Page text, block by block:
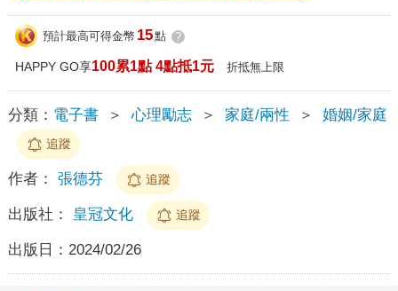
預計最高可得金幣 15點 ?
HAPPY GO享100累1點 4點抵1元 折抵無上限
分類： 電子書 ＞ 心理勵志 ＞ 家庭/兩性 ＞ 婚姻/家庭
追蹤
作者： 張德芬 追蹤
出版社： 皇冠文化 追蹤
出版日： 2024/02/26